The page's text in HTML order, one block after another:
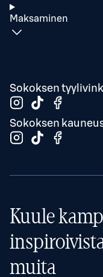
Maksaminen
Sokoksen
Sokoksen
Kuule
muita